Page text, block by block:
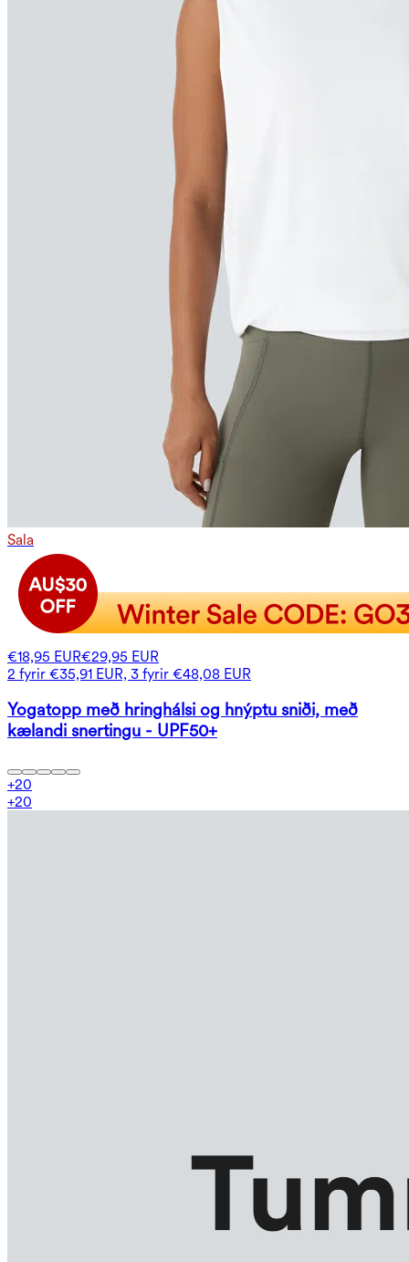
Sala
€18,95 EUR€29,95 EUR
2 fyrir €35,91 EUR, 3 fyrir €48,08 EUR
Yogatopp með hringhálsi og hnýptu sniði, með
kælandi snertingu - UPF50+
+20
+20